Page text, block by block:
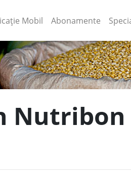
Mobil (current)
Abonamente
Nutribon